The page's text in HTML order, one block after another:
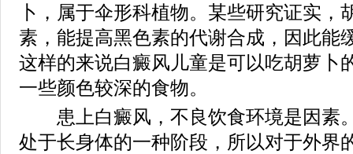
卜，属于伞形科植物。某些研究证实，
素，能提高黑色素的代谢合成，因此能
这样的来说白癜风儿童是可以吃胡萝卜
一些颜色较深的食物。
患上白癜风，不良饮食环境是因素
处于长身体的一种阶段，所以对于外界